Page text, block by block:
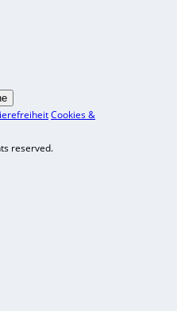
Cookies &
reserved.